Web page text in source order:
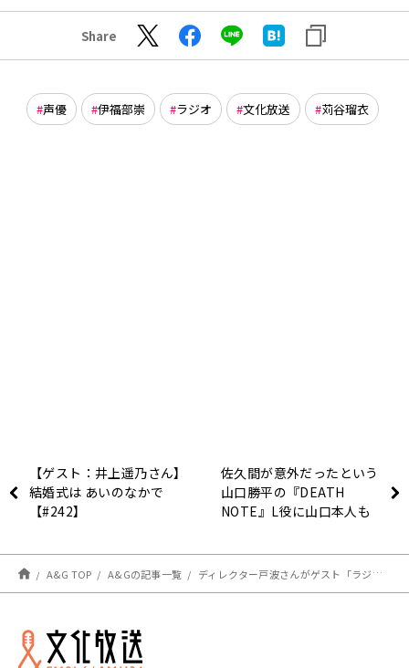
Share
声優 伊福部崇 ラジオ 文化放送 苅谷瑠衣
【ゲスト：井上遥乃さん】
結婚式は あいのなかで
【#242】
佐久間が意外だったという
山口勝平の『DEATH
NOTE』L役に山口本人も
僕です」
A&G TOP A&Gの記事一覧 ディレクター戸波さんがゲスト「ラジオのラジオ」来週11/25（土）20時！